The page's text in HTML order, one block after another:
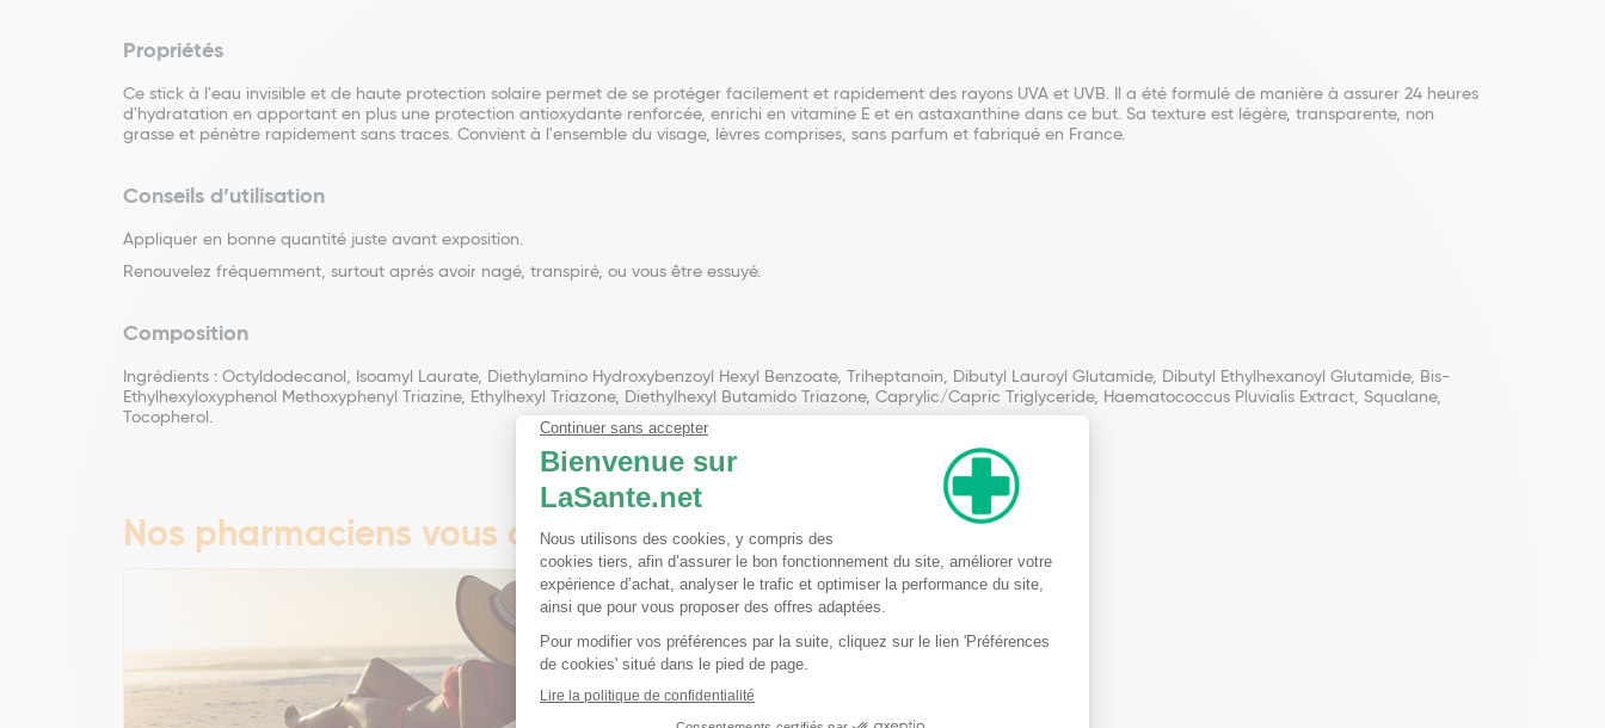
Propriétés
Ce stick à l'eau invisible et de haute protection solaire permet de se protéger facilement et rapidement des rayons UVA et UVB. Il a été formulé de manière à assurer 24 heures
d'hydratation en apportant en plus une protection antioxydante renforcée, enrichi en vitamine E et en astaxanthine dans ce but. Sa texture est légère, transparente, non
grasse et pénètre rapidement sans traces. Convient à l'ensemble du visage, lèvres comprises, sans parfum et fabriqué en France.
Conseils d’utilisation
Appliquer en bonne quantité juste avant exposition.
Renouvelez fréquemment, surtout aprés avoir nagé, transpiré, ou vous être essuyé.
Composition
Ingrédients : Octyldodecanol, Isoamyl Laurate, Diethylamino Hydroxybenzoyl Hexyl Benzoate, Triheptanoin, Dibutyl Lauroyl Glutamide, Dibutyl Ethylhexanoyl Glutamide, Bis-
Ethylhexyloxyphenol Methoxyphenyl Triazine, Ethylhexyl Triazone, Diethylhexyl Butamido Triazone, Caprylic/Capric Triglyceride, Haematococcus Pluvialis Extract, Squalane,
Tocopherol.
Nos pharmaciens vous conseillent